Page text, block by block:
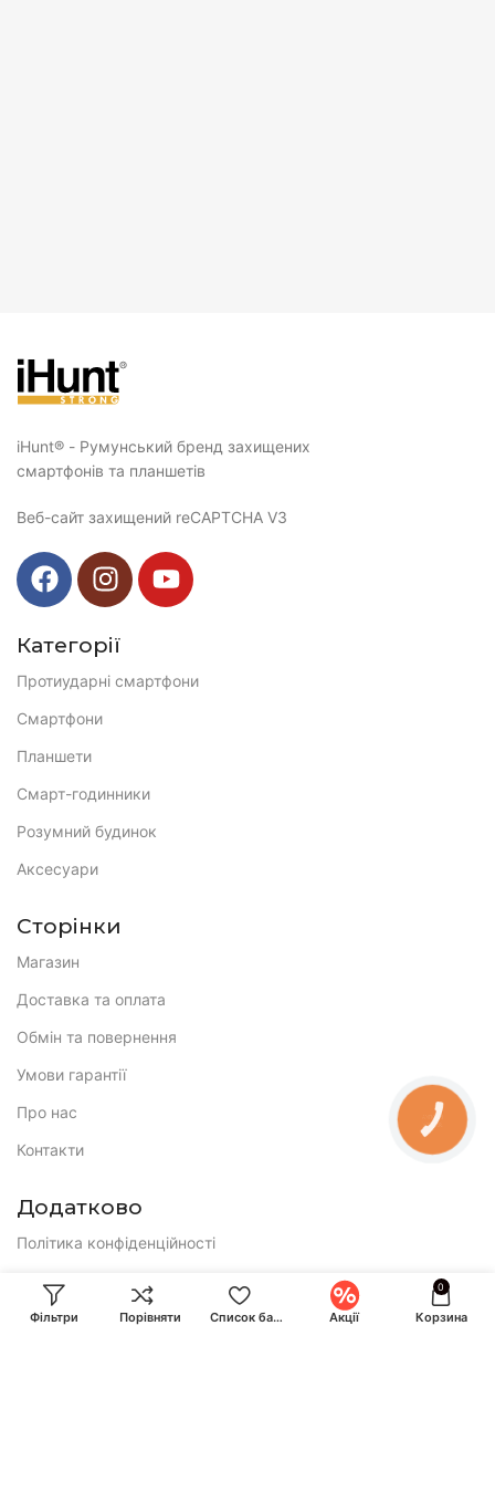
iHunt® - Румунський бренд захищених
смартфонів та планшетів
Веб-сайт захищений reCAPTCHA V3
Категорії
Протиударні смартфони
Смартфони
Планшети
Смарт-годинники
Розумний будинок
Аксесуари
Сторінки
Магазин
Доставка та оплата
Обмін та повернення
Умови гарантії
Про нас
Контакти
Додатково
Політика конфіденційності
Публічна оферта
Фільтри Порівняти Список бажань Акції
0
Корзина
КНОПКА
ЗВ'ЯЗКУ